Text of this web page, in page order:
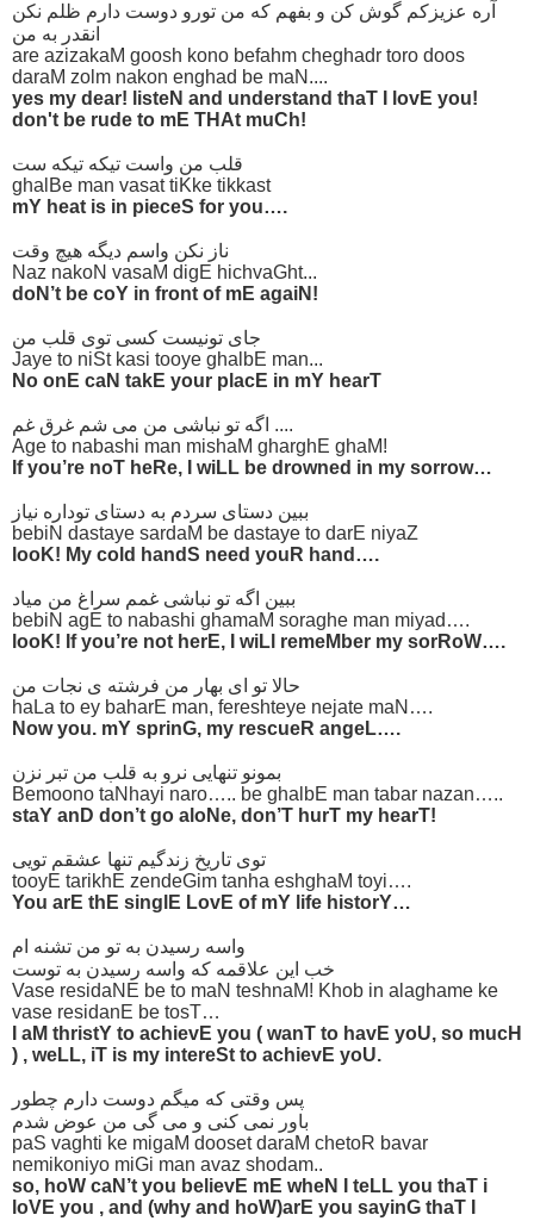
آره عزیزکم گوش کن و بفهم که من تورو دوست دارم ظلم نکن
انقدر به من
are azizakaM goosh kono befahm cheghadr toro doos
daraM zolm nakon enghad be maN....
yes my dear! listeN and understand thaT I lovE you!
don't be rude to mE THAt muCh!
قلب من واست تیکه تیکه ست
ghalBe man vasat tiKke tikkast
mY heat is in pieceS for you….
ناز نکن واسم دیگه هیچ وقت
Naz nakoN vasaM digE hichvaGht...
doN’t be coY in front of mE agaiN!
جای تونیست کسی توی قلب من
Jaye to niSt kasi tooye ghalbE man...
No onE caN takE your placE in mY hearT
اگه تو نباشی من می شم غرق غم ....
Age to nabashi man mishaM gharghE ghaM!
If you’re noT heRe, I wiLL be drowned in my sorrow…
ببین دستای سردم به دستای توداره نیاز
bebiN dastaye sardaM be dastaye to darE niyaZ
looK! My cold handS need youR hand….
ببین اگه تو نباشی غمم سراغ من میاد
bebiN agE to nabashi ghamaM soraghe man miyad….
looK! If you’re not herE, I wiLl remeMber my sorRoW….
حالا تو ای بهار من فرشته ی نجات من
haLa to ey baharE man, fereshteye nejate maN….
Now you. mY sprinG, my rescueR angeL….
بمونو تنهایی نرو به قلب من تبر نزن
Bemoono taNhayi naro….. be ghalbE man tabar nazan…..
staY anD don’t go aloNe, don’T hurT my hearT!
توی تاریخ زندگیم تنها عشقم تویی
tooyE tarikhE zendeGim tanha eshghaM toyi….
You arE thE singlE LovE of mY life historY…
واسه رسیدن به تو من تشنه ام
خب این علاقمه که واسه رسیدن به توست
Vase residaNE be to maN teshnaM! Khob in alaghame ke
vase residanE be tosT…
I aM thristY to achievE you ( wanT to havE yoU, so mucH
) , weLL, iT is my intereSt to achievE yoU.
پس وقتی که میگم دوست دارم چطور
باور نمی کنی و می گی من عوض شدم
paS vaghti ke migaM dooset daraM chetoR bavar
nemikoniyo miGi man avaz shodam..
so, hoW caN’t you believE mE wheN I teLL you thaT i
loVE you , and (why and hoW)arE you sayinG thaT I